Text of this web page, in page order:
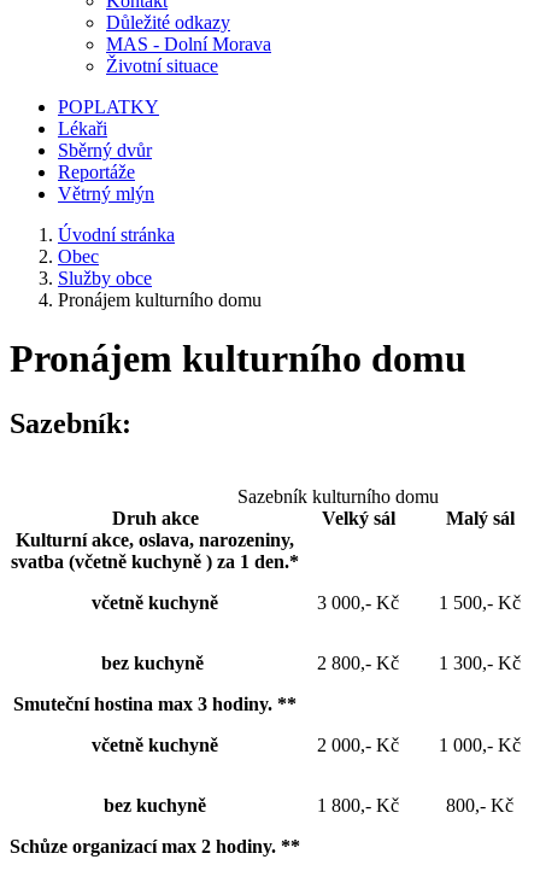
Důležité odkazy
MAS - Dolní Morava
Životní situace
POPLATKY
Lékaři
Sběrný dvůr
Reportáže
Větrný mlýn
Úvodní stránka
Obec
Služby obce
Pronájem kulturního domu
Pronájem kulturního domu
Sazebník:
Sazebník kulturního domu
Druh akce
Velký sál
Malý sál
Kulturní akce, oslava, narozeniny,
svatba (včetně kuchyně ) za 1 den.*
včetně kuchyně
3 000,- Kč 1 500,- Kč
bez kuchyně 2 800,- Kč
1 300,- Kč
Smuteční hostina max 3 hodiny. **
včetně kuchyně
2 000,- Kč 1 000,- Kč
bez kuchyně 1 800,- Kč
800,- Kč
Schůze organizací max 2 hodiny. **